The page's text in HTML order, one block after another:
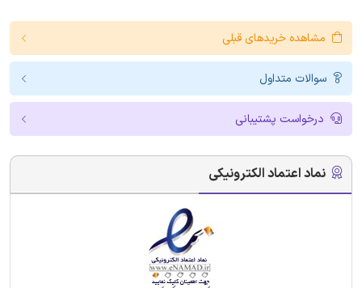
مشاهده خریدهای قبلی
سوالات متداول
درخواست پشتیبانی
نماد اعتماد الکترونیکی